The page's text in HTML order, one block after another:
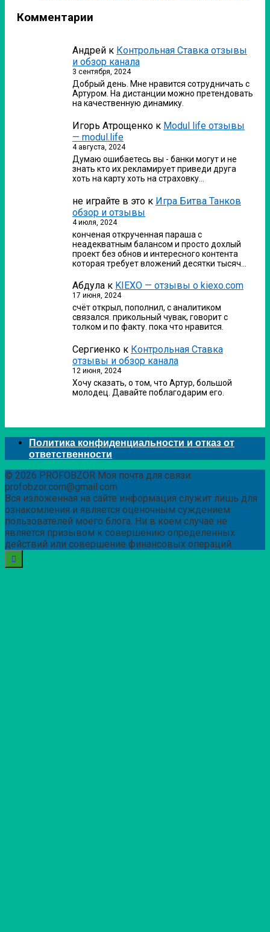
Комментарии
Андрей к Контрольная Ставка отзывы
и обзор канала
3 сентября, 2024
Добрый день. Мне нравится сотрудничать с
Артуром. На дистанции можно претендовать
на качественную динамику.
Игорь Атрощенко к Modul life отзывы
— modul.life
4 августа, 2024
Думаю ошибаетесь вы - банки могут и не
знать кто их рекламирует приведи друга
хоть на карту хоть на страховку…
не играйте в это к Игра Битва Танков
обзор и отзывы
4 июля, 2024
конченая открученная параша с
неадекватным балансом и просто дохлый
проект без обнов и интересного контента
которая требует вложений десятки тысяч…
Абдула к KIEXO — отзывы о kiexo.com
17 июня, 2024
счёт открыл, пополнил, с аналитиком
связался. прикольный чувак, говорит с
толком и по факту. пока что нравится.
Сергиенко к Контрольная Ставка
отзывы и обзор канала
12 июня, 2024
Хочу сказать, о том, что Артур, большой
молодец. Давайте поблагодарим его.
Политика конфиденциальности и отказ от
ответственности
© 2026 PROFOBZOR Моя почта для связи:
profobzor.com@gmail.com
Вся изложенная на сайте информация служит лишь для
ознакомления и является оценочным суждением
пользователей моего блога. Ни в коем случае не
является призывом к совершению определенных
действий или совершение финансовых операций.